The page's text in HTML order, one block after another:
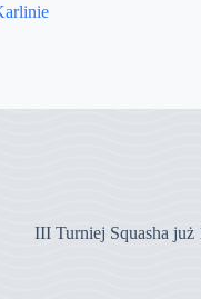
III Turniej Squasha już